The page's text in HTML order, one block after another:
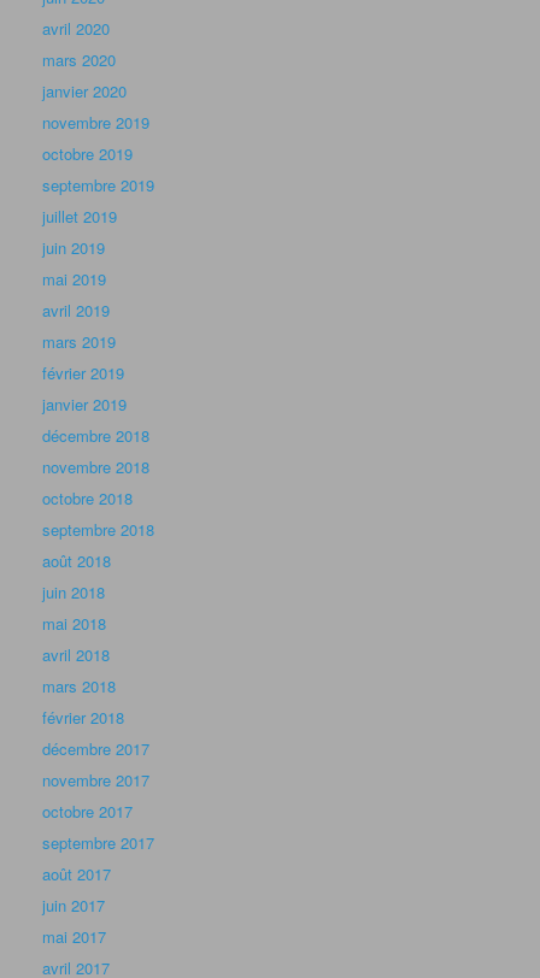
avril 2020
mars 2020
janvier 2020
novembre 2019
octobre 2019
septembre 2019
juillet 2019
juin 2019
mai 2019
avril 2019
mars 2019
février 2019
janvier 2019
décembre 2018
novembre 2018
octobre 2018
septembre 2018
août 2018
juin 2018
mai 2018
avril 2018
mars 2018
février 2018
décembre 2017
novembre 2017
octobre 2017
septembre 2017
août 2017
juin 2017
mai 2017
avril 2017